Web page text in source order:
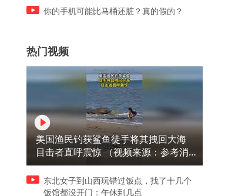
你的手机可能比马桶还脏？真的假的？
热门视频
美国渔民钓获鲨鱼徒手将其拽回大海
目击者直呼震惊 （视频来源：参考消
息）
东北女子到山西玩错过饭点，找了十几个
饭馆都没开门：午休到几点